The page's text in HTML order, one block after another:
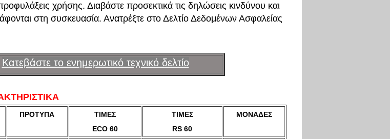
χρήσης. Διαβάστε προσεκτικά τις δηλώσεις κινδύνου και
στη συσκευασία. Ανατρέξτε στο Δελτίο Δεδομένων Ασφαλείας
Κατεβάστε το ενημερωτικό τεχνικό δελτίο
ΠΡΟΤΥΠΑ
ΤΙΜΕΣ
ECO 60
ΤΙΜΕΣ
RS 60
ΜΟΝΑΔΕΣ